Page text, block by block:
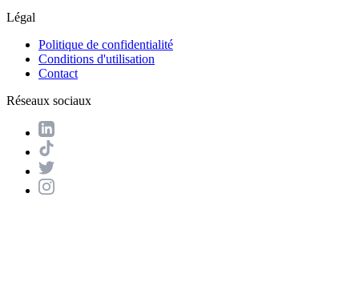
Légal
Politique de confidentialité
Conditions d'utilisation
Contact
Réseaux sociaux